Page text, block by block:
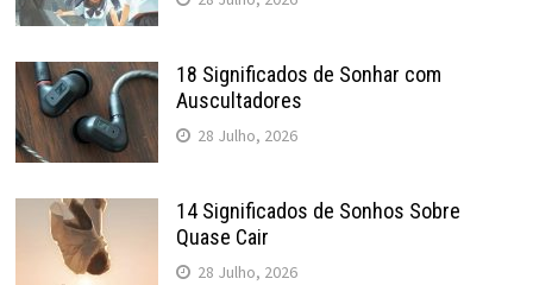
18 Significados de Sonhar com
Auscultadores
28 Julho, 2026
14 Significados de Sonhos Sobre
Quase Cair
28 Julho, 2026